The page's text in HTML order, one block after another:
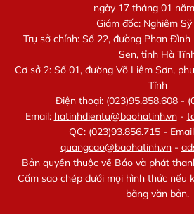
ngày 17 tháng 01
Giám đốc: Nghiêm
Trụ sở chính: Số 22, đường Phan
Sen, tỉnh Hà
Cơ sở 2: Số 01, đường Võ Liêm Sơn,
Tĩnh
Điện thoại: (023)95.858.608 -
Email: hatinhdientu@baohatinh.vn-
QC: (023)93.856.715 -
quangcao@baohatinh.vn-
Bản quyền thuộc về Báo và phát
Cấm sao chép dưới mọi hình thức nếu
bằng văn bản.